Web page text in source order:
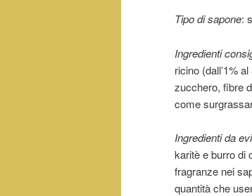
Tipo di sapone:
Ingredienti
ricino (dall’1%
zucchero, fibre
come
Ingredienti da
karitè e burro di
fragranze nei
quantità che